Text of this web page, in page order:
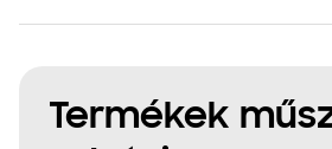
Termékek